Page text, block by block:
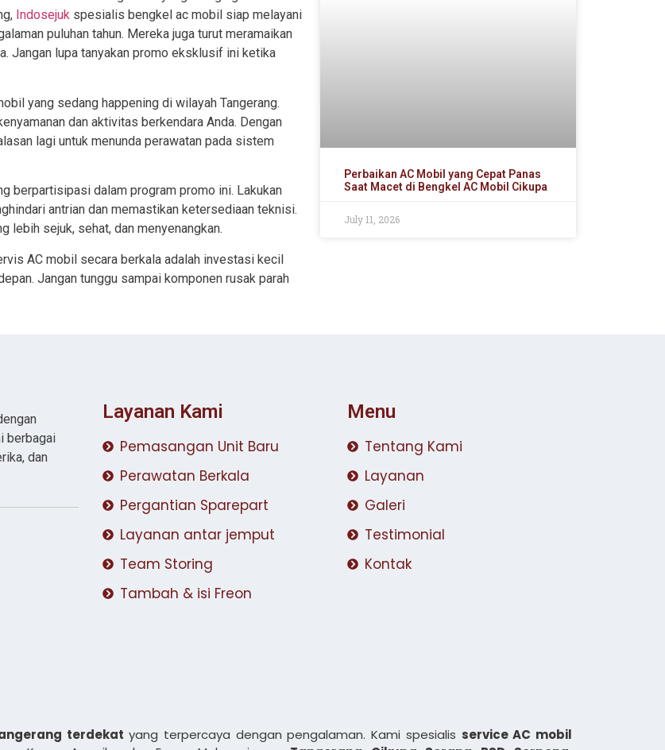
Indosejuk spesialis bengkel ac mobil siap melayani
puluhan tahun. Mereka juga turut meramaikan
Jangan lupa tanyakan promo eksklusif ini ketika
yang sedang happening di wilayah Tangerang.
dan aktivitas berkendara Anda. Dengan
lagi untuk menunda perawatan pada sistem
berpartisipasi dalam program promo ini. Lakukan
antrian dan memastikan ketersediaan teknisi.
lebih sejuk, sehat, dan menyenangkan.
AC mobil secara berkala adalah investasi kecil
Jangan tunggu sampai komponen rusak parah
Perbaikan AC Mobil yang Cepat Panas
Saat Macet di Bengkel AC Mobil Cikupa
July 11, 2026
berbagai
dan
Layanan Kami
Pemasangan Unit Baru
Perawatan Berkala
Pergantian Sparepart
Layanan antar jemput
Team Storing
Tambah & isi Freon
Menu
Tentang Kami
Layanan
Galeri
Testimonial
Kontak
terdekat yang terpercaya dengan pengalaman. Kami spesialis service AC mobil